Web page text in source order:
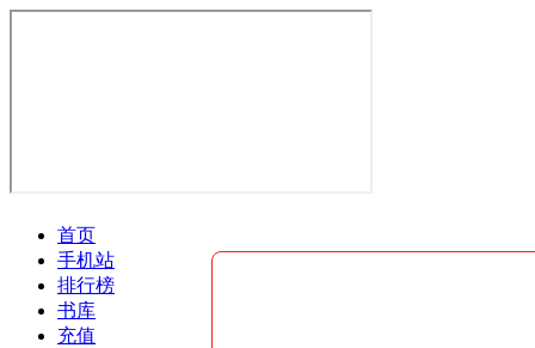
首页
手机站
排行榜
书库
充值